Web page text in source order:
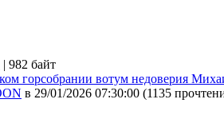
| 982 байт
горсобрании вотум недоверия
в 29/01/2026 07:30:00 (1135